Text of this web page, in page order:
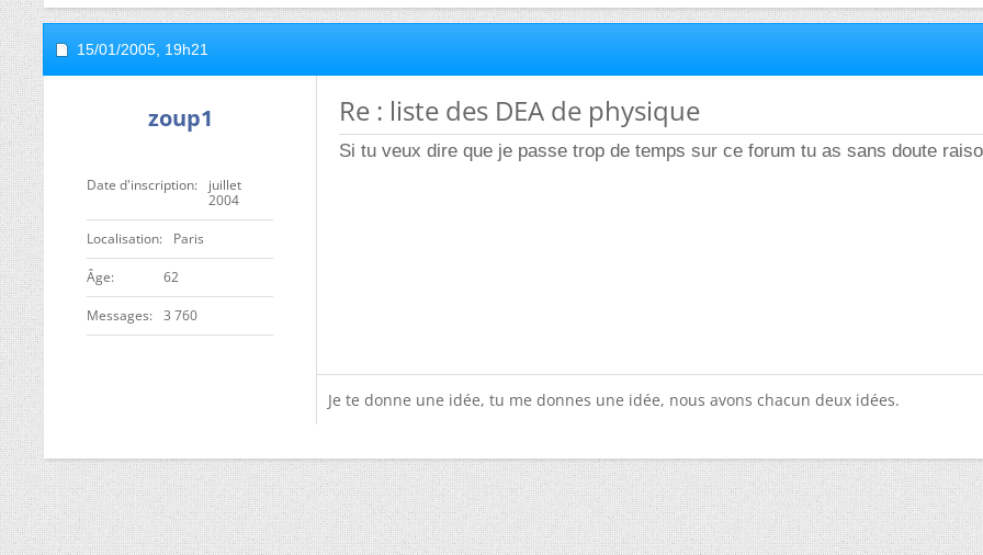
15/01/2005, 19h21
zoup1
Date d'inscription
juillet
2004
Localisation Paris
ge 62
Messages 3 760
Re : liste des DEA de physique
Si tu veux dire que je passe trop de temps sur ce forum tu as sans doute
Je te donne une idée, tu me donnes une idée, nous avons chacun deux idées.